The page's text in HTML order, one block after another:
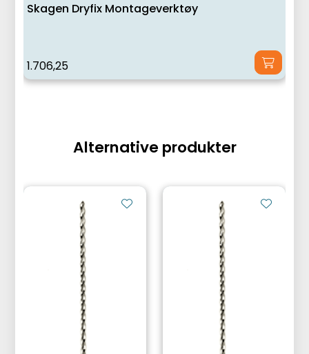
Skagen Dryfix Montageverktøy
1.706,25
Alternative produkter